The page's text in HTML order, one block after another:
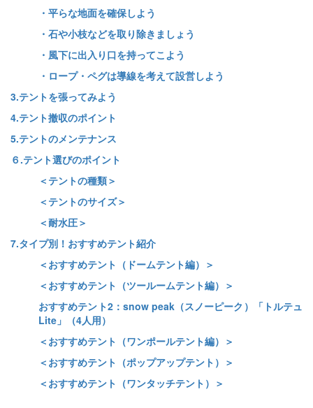
・平らな地面を確保しよう
・石や小枝などを取り除きましょう
・風下に出入り口を持ってこよう
・ロープ・ペグは導線を考えて設営しよう
3.テントを張ってみよう
4.テント撤収のポイント
5.テントのメンテナンス
６.テント選びのポイント
＜テントの種類＞
＜テントのサイズ＞
＜耐水圧＞
7.タイプ別！おすすめテント紹介
＜おすすめテント（ドームテント編）＞
＜おすすめテント（ツールームテント編）＞
おすすめテント2：snow peak（スノーピーク）「トルテュ
Lite」（4人用）
＜おすすめテント（ワンポールテント編）＞
＜おすすめテント（ポップアップテント）＞
＜おすすめテント（ワンタッチテント）＞